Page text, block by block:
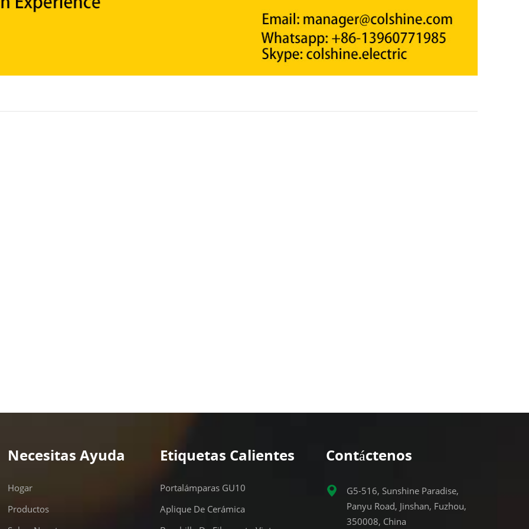
Necesitas Ayuda
Hogar
Productos
Etiquetas Calientes
Portalámparas GU10
Aplique De Cerámica
Contáctenos
G5-516, Sunshine Paradise,
Panyu Road, Jinshan, Fuzhou,
350008, China